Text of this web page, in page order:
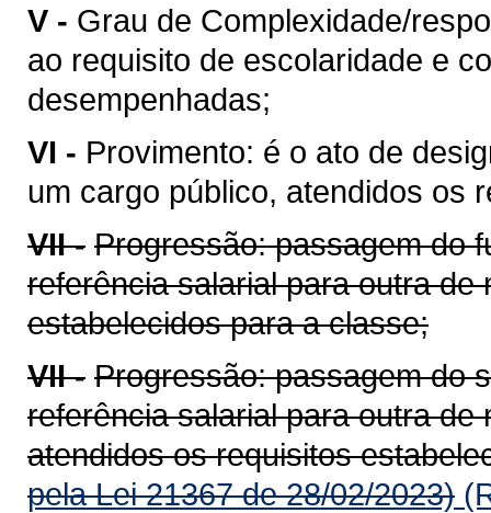
V - Grau de Complexidade/
ao requisito de escolaridade e
desempenhadas;
VI - Provimento: é o ato de
um cargo público, atendidos os
VII - Progressão: passagem do
referência salarial para outra
estabelecidos para a classe;
VII - Progressão: passagem do
referência salarial para outra
atendidos os requisitos
pela Lei 21367 de 28/02/2023)